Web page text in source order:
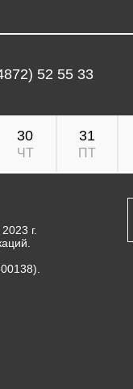
52 55 33
30
ЧТ
31
ПТ
г.